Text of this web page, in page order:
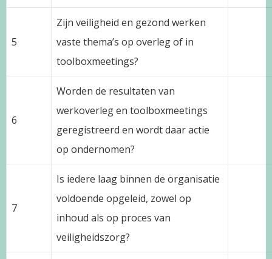
5
Zijn veiligheid en gezond werken
vaste thema’s op overleg of in
toolboxmeetings?
6
Worden de resultaten van
werkoverleg en toolboxmeetings
geregistreerd en wordt daar actie
op ondernomen?
7
Is iedere laag binnen de organisatie
voldoende opgeleid, zowel op
inhoud als op proces van
veiligheidszorg?